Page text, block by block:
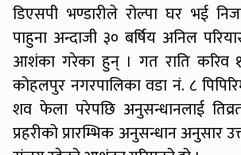
डिएसपी भण्डारीले रोल्पा घर भई
पाहुना अन्दाजी ३० बर्षिय अनिल
आशंका गरेका हुन् । गत राति करिव
कोहलपुर नगरपालिका वडा नं. ८
शव फेला परेपछि अनुसन्धानलाई
प्रहरीको प्रारम्भिक अनुसन्धान अनुसार